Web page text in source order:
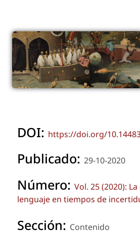
DOI: https://doi.org/
Publicado: 29-10-2020
Número: Vol. 25 (2020):
lenguaje en tiempos de
Sección: Contenido